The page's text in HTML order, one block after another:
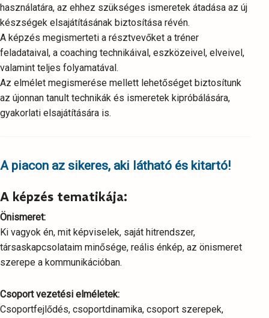
használatára, az ehhez szükséges ismeretek átadása az új
készségek elsajátításának biztosítása révén.
A képzés megismerteti a résztvevőket a tréner
feladataival, a coaching technikáival, eszközeivel, elveivel,
valamint teljes folyamatával.
Az elmélet megismerése mellett lehetőséget biztosítunk
az újonnan tanult technikák és ismeretek kipróbálására,
gyakorlati elsajátítására is.
A piacon az sikeres, aki látható és kitartó!
A képzés tematikája:
Önismeret:
Ki vagyok én, mit képviselek, saját hitrendszer,
társaskapcsolataim minősége, reális énkép, az önismeret
szerepe a kommunikációban.
Csoport vezetési elméletek:
Csoportfejlődés, csoportdinamika, csoport szerepek,